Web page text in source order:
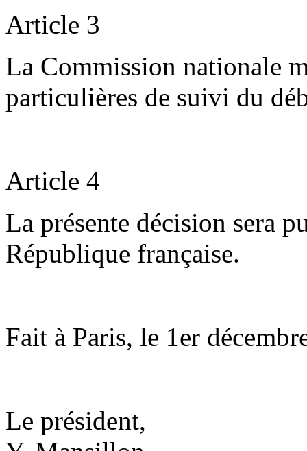
Article 3
La Commission nationale
particulières de suivi du
Article 4
La présente décision sera
République française.
Fait à Paris, le 1er
Le président,